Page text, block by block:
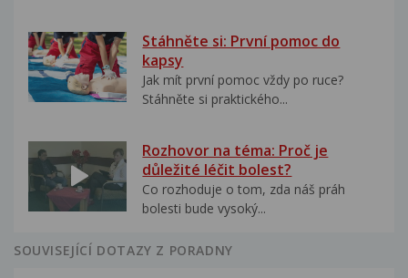
Stáhněte si: První pomoc do
kapsy
Jak mít první pomoc vždy po ruce?
Stáhněte si praktického...
Rozhovor na téma: Proč je
důležité léčit bolest?
Co rozhoduje o tom, zda náš práh
bolesti bude vysoký...
SOUVISEJÍCÍ DOTAZY Z PORADNY